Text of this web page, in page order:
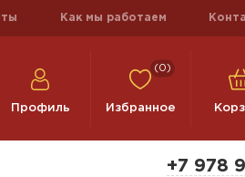
Как мы работаем
Профиль
(0)
Избранное
+7 978